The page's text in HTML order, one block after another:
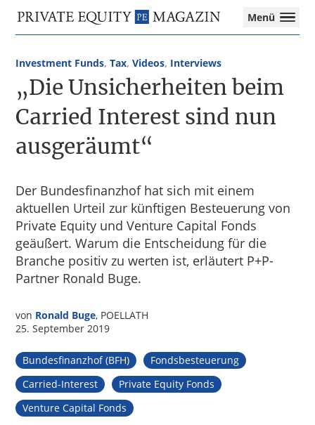
Hauptnavigation
Inhalt
Private
Equity
Das
für
die
Private
Equity-
Branche
–
Investment
I
M&A
I
Tax
Menü
„Die Unsicherheiten beim
Carried Interest sind nun
ausgeräumt“
Der Bundesfinanzhof hat sich mit einem
aktuellen Urteil zur künftigen Besteuerung von
Private Equity und Venture Capital Fonds
geäußert. Warum die Entscheidung für die
Branche positiv zu werten ist, erläutert P+P-
Partner Ronald Buge.
Investment Funds,Tax,Videos, Interviews
von Ronald Buge, POELLATH
25. September 2019
Bundesfinanzhof (BFH)
Fondsbesteuerung
Carried-Interest
Private Equity Fonds
Venture Capital Fonds